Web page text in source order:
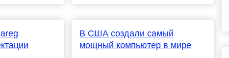
В США создали самый
мощный компьютер в мире